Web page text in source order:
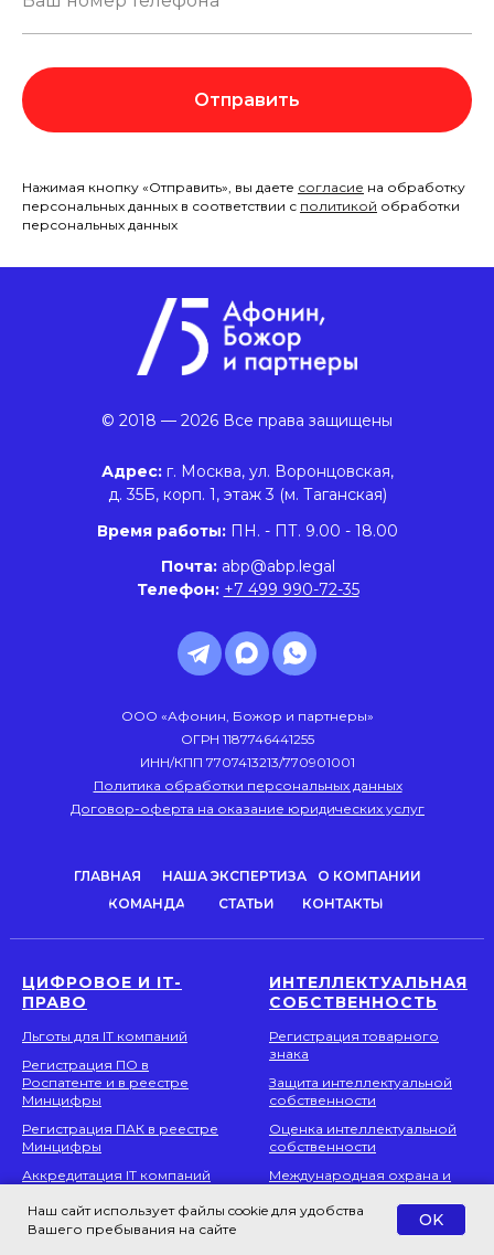
Отправить
Нажимая кнопку «Отправить», вы даете согласие на обработку
персональных данных в соответствии с политикой обработки
персональных данных
КОМАНДА СТАТЬИ КОНТАКТЫ
НАША ЭКСПЕРТИЗА О КОМПАНИИ
ГЛАВНАЯ
Адрес: г. Москва, ул. Воронцовская,
д. 35Б, корп. 1, этаж 3 (м. Таганская)
© 2018 — 2026 Все права защищены
Время работы: ПН. - ПТ. 9.00 - 18.00
Почта:abp@abp.legal
Телефон: +7 499 990-72-35
ООО «Афонин, Божор и партнеры»
ОГРН 1187746441255
ИНН/КПП 7707413213/770901001
Политика обработки персональных данных
Договор-оферта на оказание юридических услуг
ЦИФРОВОЕ И IT-
ПРАВО
Льготы для IT компаний
Регистрация ПО в
Роспатенте и в реестре
Минцифры
Регистрация ПАК в реестре
Минцифры
Аккредитация IT компаний
Лишение аккредитации IT-
ИНТЕЛЛЕКТУАЛЬНАЯ
СОБСТВЕННОСТЬ
Регистрация товарного
знака
Защита интеллектуальной
собственности
Оценка интеллектуальной
собственности
Международная охрана и
УСЛУГИ В СФЕРЕ
Наш сайт использует файлы cookie для удобства
Вашего пребывания на сайте
OK